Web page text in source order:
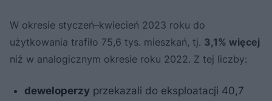
W okresie styczeń–kwiecień 2023 roku do
użytkowania trafiło 75,6 tys. mieszkań, tj. 3,1% więcej
niż w analogicznym okresie roku 2022. Z tej liczby:
deweloperzy przekazali do eksploatacji 40,7